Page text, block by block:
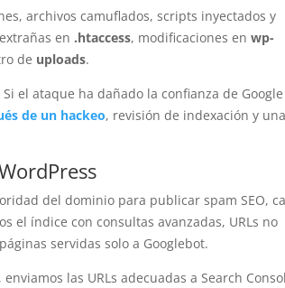
archivos camuflados, scripts inyectados y
en .htaccess, modificaciones enwp-
de uploads.
el ataque ha dañado la confianza de
de un hackeo, revisión de indexación y una
del dominio para publicar spam SEO,
el índice con consultas avanzadas, URLs no
servidas solo a Googlebot.
las URLs adecuadas a Search